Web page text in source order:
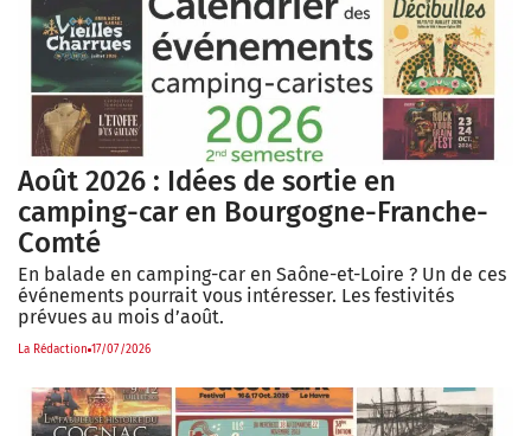
Août 2026 : Idées de sortie en
camping-car en Bourgogne-Franche-
Comté
En balade en camping-car en Saône-et-Loire ? Un de ces
événements pourrait vous intéresser. Les festivités
prévues au mois d’août.
La Rédaction 17/07/2026